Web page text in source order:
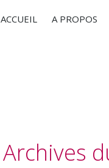
ACCUEIL A PROPOS
Archives